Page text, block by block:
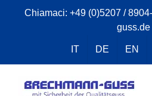
Chiamaci: +49 (0)5207 /
guss.de
IT DE EN